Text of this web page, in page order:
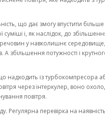
що дає змогу впустити
і, як наслідок, до
у навколишнє
збільшення потужності і
надходить із турбокомпресора
через інтеркулер, воно
повітря.
Регулярна перевірка на